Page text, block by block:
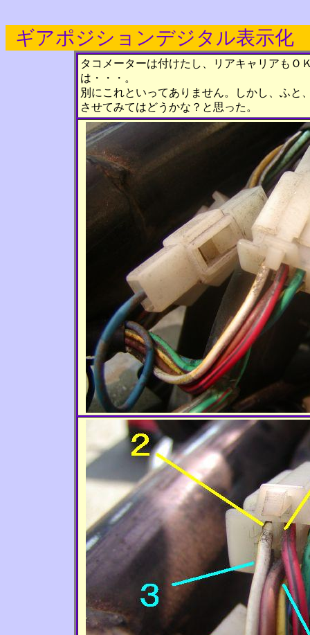
ギアポジションデジタル表示化
タコメーターは付けたし、リアキャリアもＯ
は・・・。
別にこれといってありません。しかし、ふと
させてみてはどうかな？と思った。